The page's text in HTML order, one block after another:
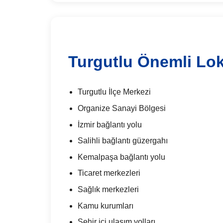
Turgutlu Önemli
Turgutlu İlçe Merkezi
Organize Sanayi Bölgesi
İzmir bağlantı yolu
Salihli bağlantı güzergahı
Kemalpaşa bağlantı yolu
Ticaret merkezleri
Sağlık merkezleri
Kamu kurumları